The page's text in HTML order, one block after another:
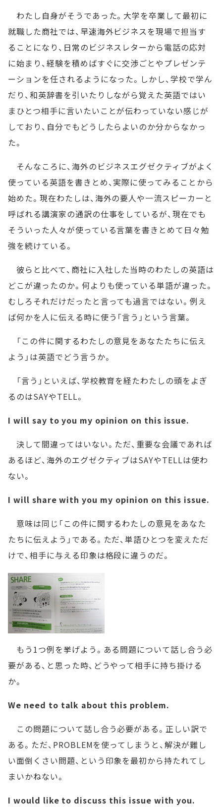
わたし自身がそうであった。大学を卒業して最初に
就職した商社では、早速海外ビジネスを現場で担当す
ることになり、日常のビジネスレターから電話の応対
に始まり、経験を積めばすぐに交渉ごとやプレゼンテ
ーションを任されるようになった。しかし、学校で学ん
だり、和英辞書を引いたりしながら覚えた英語ではい
まひとつ相手に言いたいことが伝わっていない感じが
しており、自分でもどうしたらよいのか分からなかっ
た。
そんなころに、海外のビジネスエグゼクティブがよく
使っている英語を書きとめ、実際に使ってみることから
始めた。現在わたしは、海外の要人や一流スピーカーと
呼ばれる講演家の通訳の仕事をしているが、現在でも
そういった人々が使っている言葉を書きとめて日々勉
強を続けている。
彼らと比べて、商社に入社した当時のわたしの英語は
どこが違ったのか。何よりも使っている単語が違った。
むしろそれだけだったと言っても過言ではない。例え
ば何かを人に伝える時に使う「言う」という言葉。
「この件に関するわたしの意見をあなたたちに伝え
よう」は英語でどう言うか。
「言う」といえば、学校教育を経たわたしの頭をよぎ
るのはSAYやTELL。
I will say to you my opinion on this issue.
決して間違ってはいない。ただ、重要な会議であれば
あるほど、海外のエグゼクティブはSAYやTELLは使わ
ない。
I will share with you my opinion on this issue.
意味は同じ「この件に関するわたしの意見をあなた
たちに伝えよう」である。ただ、単語ひとつを変えただ
けで、相手に与える印象は格段に違うのだ。
もう1つ例を挙げよう。ある問題について話し合う必
要がある、と思った時、どうやって相手に持ち掛ける
か。
We need to talk about this problem.
この問題について話し合う必要がある。正しい訳で
ある。ただ、PROBLEMを使ってしまうと、解決が難し
い面倒くさい問題、という印象を最初から持たれてし
まいかねない。
I would like to discuss this issue with you.